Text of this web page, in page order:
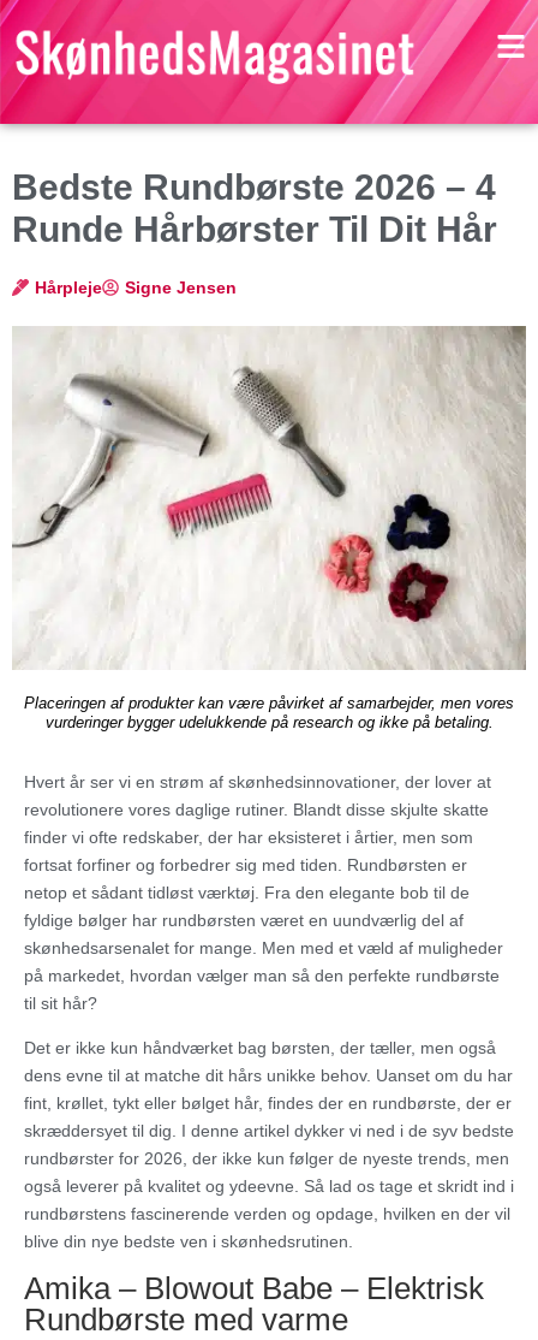
Bedste Rundbørste 2026 – 4
Runde Hårbørster Til Dit Hår
Hårpleje Signe Jensen
Placeringen af produkter kan være påvirket af samarbejder, men vores
vurderinger bygger udelukkende på research og ikke på betaling.
Hvert år ser vi en strøm af skønhedsinnovationer, der lover at
revolutionere vores daglige rutiner. Blandt disse skjulte skatte
finder vi ofte redskaber, der har eksisteret i årtier, men som
fortsat forfiner og forbedrer sig med tiden. Rundbørsten er
netop et sådant tidløst værktøj. Fra den elegante bob til de
fyldige bølger har rundbørsten været en uundværlig del af
skønhedsarsenalet for mange. Men med et væld af muligheder
på markedet, hvordan vælger man så den perfekte rundbørste
til sit hår?
Det er ikke kun håndværket bag børsten, der tæller, men også
dens evne til at matche dit hårs unikke behov. Uanset om du har
fint, krøllet, tykt eller bølget hår, findes der en rundbørste, der er
skræddersyet til dig. I denne artikel dykker vi ned i de syv bedste
rundbørster for 2026, der ikke kun følger de nyeste trends, men
også leverer på kvalitet og ydeevne. Så lad os tage et skridt ind i
rundbørstens fascinerende verden og opdage, hvilken en der vil
blive din nye bedste ven i skønhedsrutinen.
Amika – Blowout Babe – Elektrisk
Rundbørste med varme